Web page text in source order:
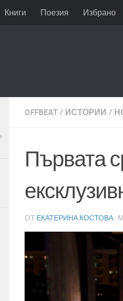
Книги Поезия Избрано
OFFBEAT / ИСТОРИИ /
Първата
ОТ ЕКАТЕРИНА КОСТОВА ·